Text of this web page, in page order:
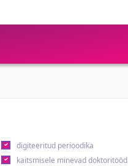
digiteeritud perioodika
kaitsmisele minevad doktoritööd